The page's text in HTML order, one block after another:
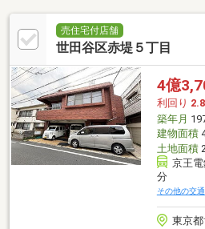
売住宅付店舗
世田谷区赤堤５丁目
4億
利回り
築年月
建物面積
土地面積
京王
分
その他の交通
東京